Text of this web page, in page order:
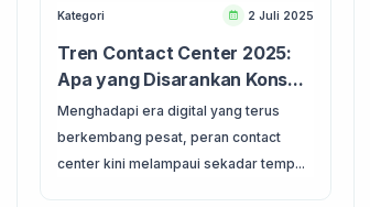
Kategori 2 Juli 2025
Tren Contact Center 2025:
Apa yang Disarankan Kons...
Menghadapi era digital yang terus
berkembang pesat, peran contact
center kini melampaui sekadar temp...